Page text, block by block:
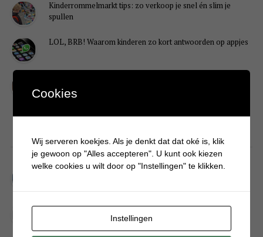
Kinderrommelmarkt tips: zo verkoop je snel én slim je
spullen
LOL, BRB! Waarom kinderen zo kort antwoorden op appjes
Simpele DIY: Maak een geurroos van watten
Kerstengel maken van een houten wasknijper
Cookies
Wij serveren koekjes. Als je denkt dat dat oké is, klik
je gewoon op "Alles accepteren". U kunt ook kiezen
welke cookies u wilt door op "Instellingen" te klikken.
Instellingen